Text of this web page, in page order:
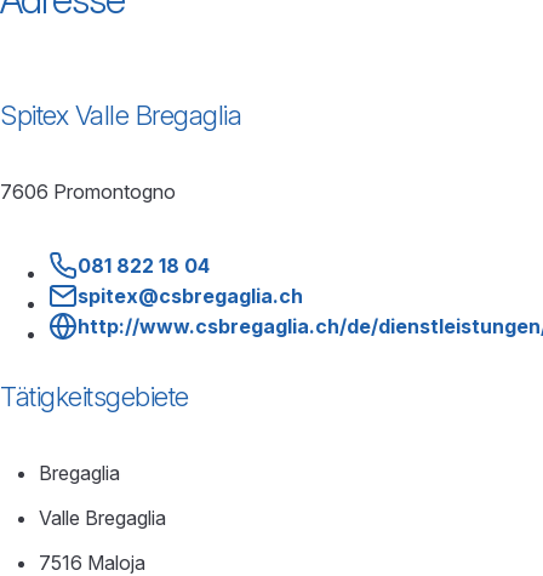
Spitex Valle Bregaglia
7606 Promontogno
081 822 18 04
spitex@csbregaglia.ch
http://www.csbregaglia.ch/de/
Tätigkeitsgebiete
Bregaglia
Valle Bregaglia
7516 Maloja